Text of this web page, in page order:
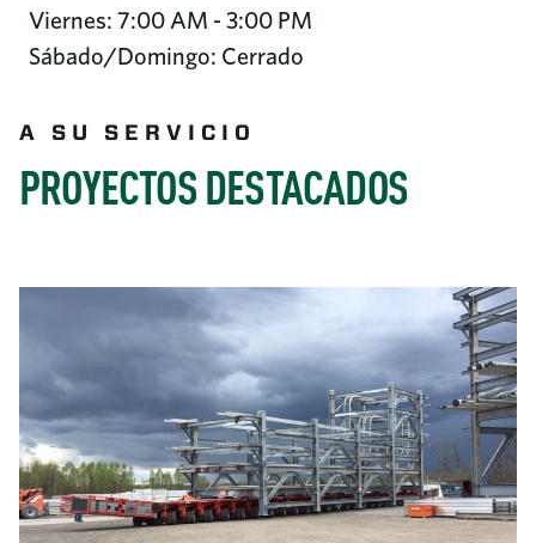
Viernes: 7:00 AM - 3:00 PM
Sábado/Domingo: Cerrado
A SU SERVICIO
PROYECTOS DESTACADOS